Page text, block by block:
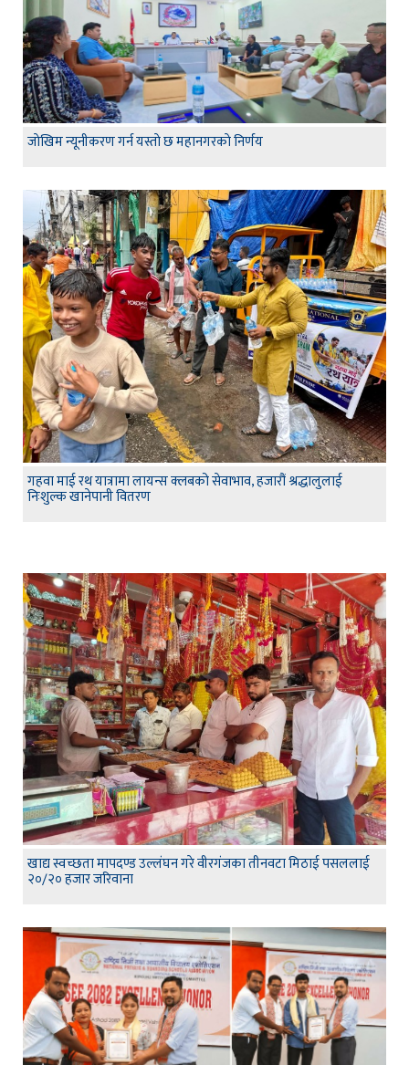
जाेखिम न्यूनीकरण गर्न यस्ताे छ महानगरकाे निर्णय
गहवा माई रथ यात्रामा लायन्स क्लबको सेवाभाव, हजारौं श्रद्धालुलाई
निःशुल्क खानेपानी वितरण
खाद्य स्वच्छता मापदण्ड उल्लंघन गरे वीरगंजका तीनवटा मिठाई पसललाई
२०/२० हजार जरिवाना